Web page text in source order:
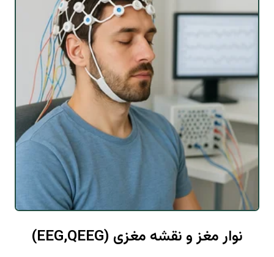
نوار مغز و نقشه مغزی (EEG,QEEG)